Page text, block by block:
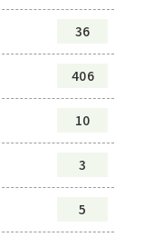
36
406
10
3
5